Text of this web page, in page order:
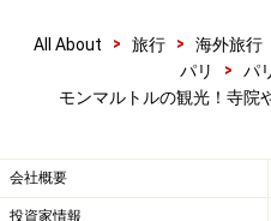
＜DATA＞
住所：15, rue Lepic 75018
電話：01 42 54 90 50
All About > 旅行 > 海外旅行
パリ
> パ
モンマルトルの観光！寺院
会社概要
投資家情報